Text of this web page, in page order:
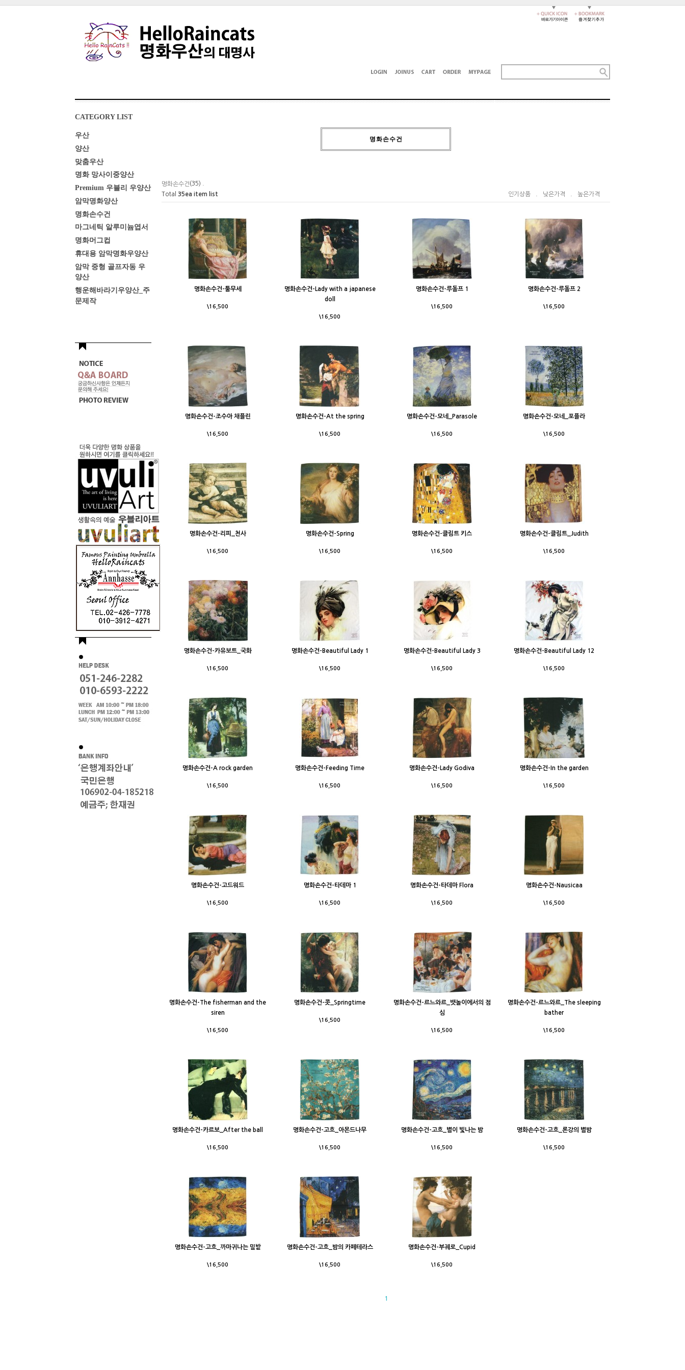
CATEGORY LIST
우산
양산
맞춤우산
명화 망사이중양산
Premium 우블리 우양산
암막명화양산
명화손수건
마그네틱 알루미늄엽서
명화머그컵
휴대용 암막명화우양산
암막 중형 골프자동 우
양산
행운해바라기우양산_주
문제작
명화손수건
명화손수건(35) .
Total 35ea item list 인기상품 낮은가격 높은가격
명화손수건-툴무세
\16,500
명화손수건-Lady with a japanese
doll
\16,500
명화손수건-루돌프 1
\16,500
명화손수건-루돌프 2
\16,500
명화손수건-조수아 채플린
\16,500
명화손수건-At the spring
\16,500
명화손수건-모네_Parasole
\16,500
명화손수건-모네_포플라
\16,500
명화손수건-리피_천사
\16,500
명화손수건-Spring
\16,500
명화손수건-클림트 키스
\16,500
명화손수건-클림트_Judith
\16,500
명화손수건-카유보트_국화
\16,500
명화손수건-Beautiful Lady 1
\16,500
명화손수건-Beautiful Lady 3
\16,500
명화손수건-Beautiful Lady 12
\16,500
명화손수건-A rock garden
\16,500
명화손수건-Feeding Time
\16,500
명화손수건-Lady Godiva
\16,500
명화손수건-In the garden
\16,500
명화손수건-고드워드
\16,500
명화손수건-타데마 1
\16,500
명화손수건-타데마 Flora
\16,500
명화손수건-Nausicaa
\16,500
명화손수건-The fisherman and the
siren
\16,500
명화손수건-콧_Springtime
\16,500
명화손수건-르느와르_뱃놀이에서의 점
심
\16,500
명화손수건-르느와르_The sleeping
bather
\16,500
명화손수건-카르보_After the ball
\16,500
명화손수건-고흐_아몬드나무
\16,500
명화손수건-고흐_별이 빛나는 밤
\16,500
명화손수건-고흐_론강의 별밤
\16,500
명화손수건-고흐_까마귀나는 밀밭
\16,500
명화손수건-고흐_밤의 카페테라스
\16,500
명화손수건-부궤로_Cupid
\16,500
1